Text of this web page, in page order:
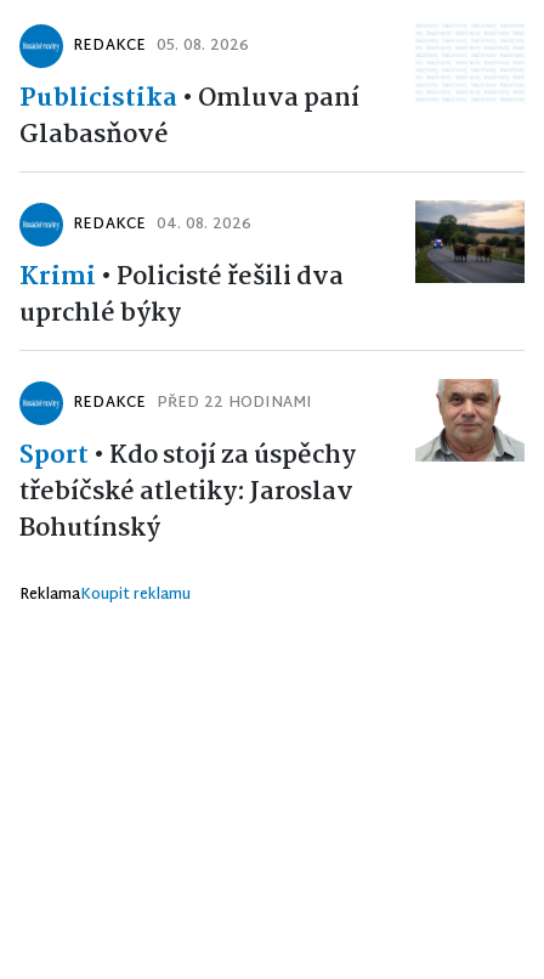
REDAKCE 05. 08. 2026
Publicistika• Omluva paní
Glabasňové
REDAKCE 04. 08. 2026
Krimi • Policisté řešili dva
uprchlé býky
REDAKCE PŘED 22 HODINAMI
Sport • Kdo stojí za úspěchy
třebíčské atletiky: Jaroslav
Bohutínský
ReklamaKoupit reklamu